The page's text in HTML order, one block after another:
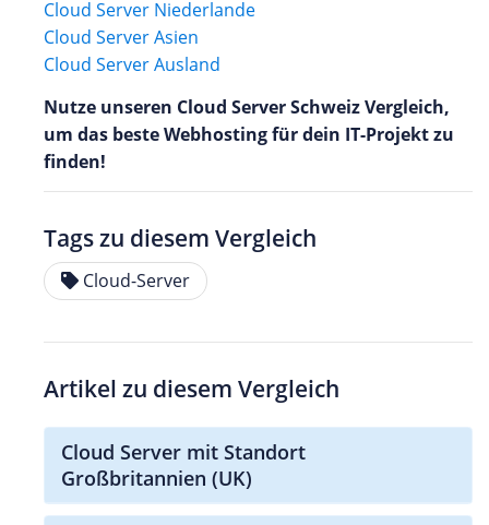
Cloud Server Niederlande
Cloud Server Asien
Cloud Server Ausland
Nutze unseren Cloud Server Schweiz Vergleich,
um das beste Webhosting für dein IT-Projekt zu
finden!
Tags zu diesem Vergleich
Cloud-Server
Artikel zu diesem Vergleich
Cloud Server mit Standort
Großbritannien (UK)